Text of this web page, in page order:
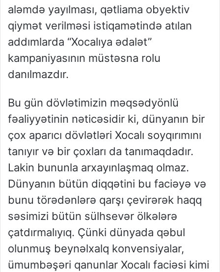
aləmdə yayılması, qətliama obyektiv
qiymət verilməsi istiqamətində atılan
addımlarda “Xocalıya ədalət”
kampaniyasının müstəsna rolu
danılmazdır.
Bu gün dövlətimizin məqsədyönlü
fəaliyyətinin nəticəsidir ki, dünyanın bir
çox aparıcı dövlətləri Xocalı soyqırımını
tanıyır və bir çoxları da tanımaqdadır.
Lakin bununla arxayınlaşmaq olmaz.
Dünyanın bütün diqqətini bu faciəyə və
bunu törədənlərə qarşı çevirərək haqq
səsimizi bütün sülhsevər ölkələrə
çatdırmalıyıq. Çünki dünyada qəbul
olunmuş beynəlxalq konvensiyalar,
ümumbəşəri qanunlar Xocalı faciəsi kimi